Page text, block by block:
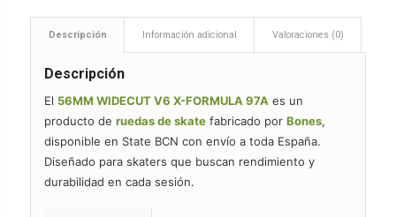
Descripción Información adicional Valoraciones (0)
Descripción
El 56MM WIDECUT V6 X-FORMULA 97Aes un
producto de ruedas de skatefabricado por Bones,
disponible en State BCN con envío a toda España.
Diseñado para skaters que buscan rendimiento y
durabilidad en cada sesión.